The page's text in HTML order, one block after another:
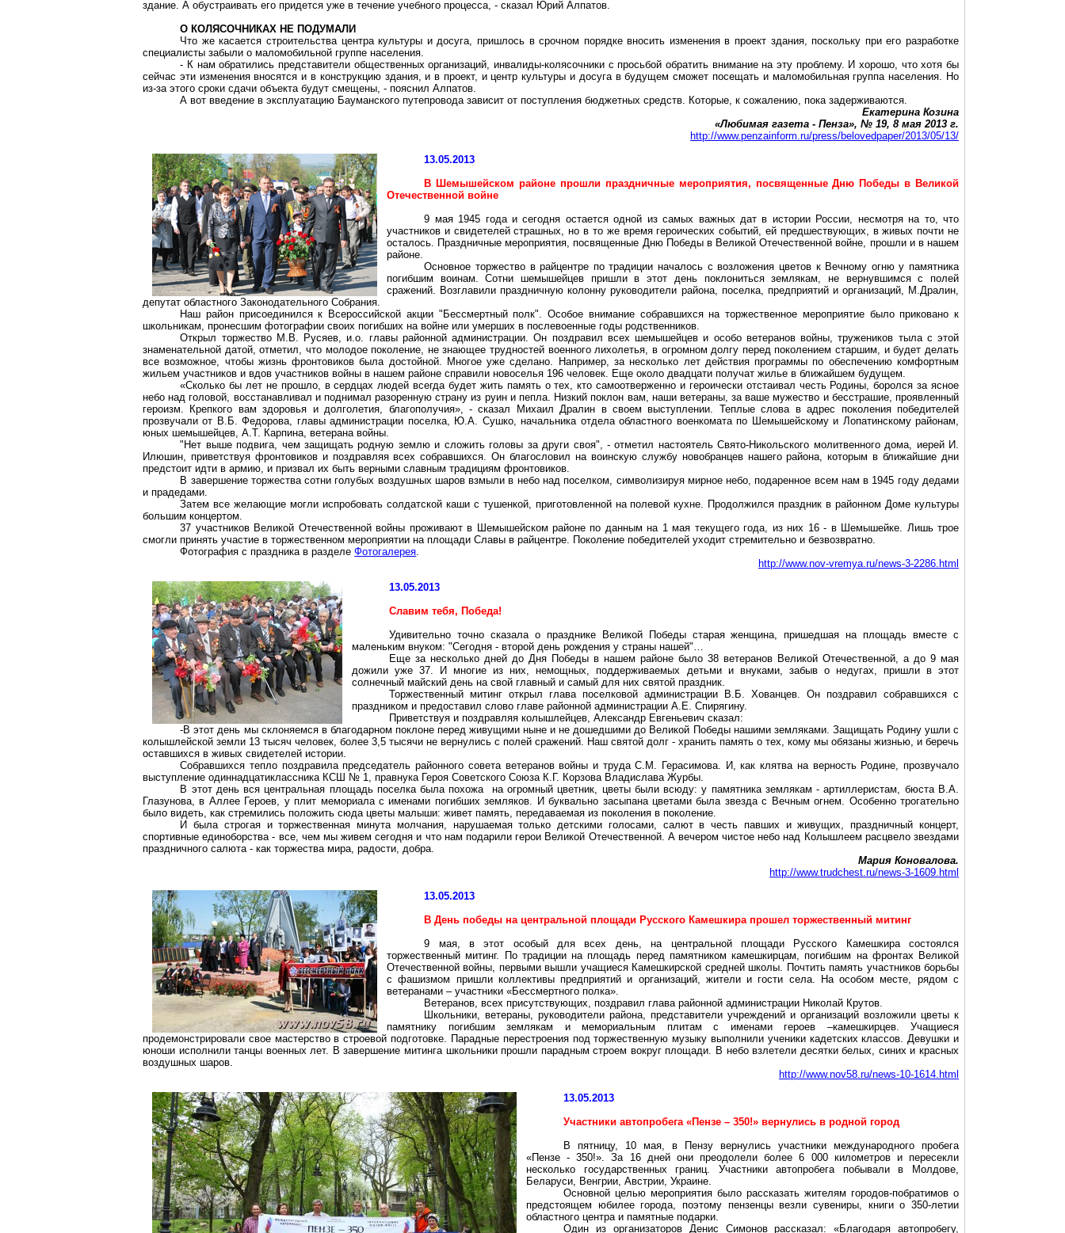
здание. А обустраивать его придется уже в течение учебного процесса, - сказал Юрий Алпатов.
О КОЛЯСОЧНИКАХ НЕ ПОДУМАЛИ
Что же касается строительства центра культуры и досуга, пришлось в срочном порядке вносить изменения в проект здания, поскольку при его разработке
специалисты забыли о маломобильной группе населения.
- К нам обратились представители общественных организаций, инвалиды-колясочники с просьбой обратить внимание на эту проблему. И хорошо, что хотя бы
сейчас эти изменения вносятся и в конструкцию здания, и в проект, и центр культуры и досуга в будущем сможет посещать и маломобильная группа населения. Но
из-за этого сроки сдачи объекта будут смещены, - пояснил Алпатов.
А вот введение в эксплуатацию Бауманского путепровода зависит от поступления бюджетных средств. Которые, к сожалению, пока задерживаются.
Екатерина Козина
«Любимая газета - Пенза», № 19, 8 мая2013 г.
http://www.penzainform.ru/press/belovedpaper/2013/05/13/
13.05.2013
В Шемышейском районе прошли праздничные мероприятия, посвященные Дню Победы в Великой
Отечественной войне
9 мая 1945 года и сегодня остается одной из самых важных дат в истории России, несмотря на то, что
участников и свидетелей страшных, но в то же время героических событий, ей предшествующих, в живых почти не
осталось. Праздничные мероприятия, посвященные Дню Победы в Великой Отечественной войне, прошли и в нашем
районе.
Основное торжество в райцентре по традиции началось с возложения цветов к Вечному огню у памятника
погибшим воинам. Сотни шемышейцев пришли в этот день поклониться землякам, не вернувшимся с полей
сражений. Возглавили праздничную колонну руководители района, поселка, предприятий и организаций, М.Дралин,
депутат областного Законодательного Собрания.
Наш район присоединился к Всероссийской акции "Бессмертный полк". Особое внимание собравшихся на торжественное мероприятие было приковано к
школьникам, пронесшим фотографии своих погибших на войне или умерших в послевоенные годы родственников.
Открыл торжество М.В. Русяев, и.о. главы районной администрации. Он поздравил всех шемышейцев и особо ветеранов войны, тружеников тыла с этой
знаменательной датой, отметил, что молодое поколение, не знающее трудностей военного лихолетья, в огромном долгу перед поколением старшим, и будет делать
все возможное, чтобы жизнь фронтовиков была достойной. Многое уже сделано. Например, за несколько лет действия программы по обеспечению комфортным
жильем участников и вдов участников войны в нашем районе справили новоселья 196 человек. Еще около двадцати получат жилье в ближайшем будущем.
«Сколько бы лет не прошло, в сердцах людей всегда будет жить память о тех, кто самоотверженно и героически отстаивал честь Родины, боролся за ясное
небо над головой, восстанавливал и поднимал разоренную страну из руин и пепла. Низкий поклон вам, наши ветераны, за ваше мужество и бесстрашие, проявленный
героизм. Крепкого вам здоровья и долголетия, благополучия», - сказал Михаил Дралин в своем выступлении. Теплые слова в адрес поколения победителей
прозвучали от В.Б. Федорова, главы администрации поселка, Ю.А. Сушко, начальника отдела областного военкомата по Шемышейскому и Лопатинскому районам,
юных шемышейцев, А.Т. Карпина, ветерана войны.
"Нет выше подвига, чем защищать родную землю и сложить головы за други своя", - отметил настоятель Свято-Никольского молитвенного дома, иерей И.
Илюшин, приветствуя фронтовиков и поздравляя всех собравшихся. Он благословил на воинскую службу новобранцев нашего района, которым в ближайшие дни
предстоит идти в армию, и призвал их быть верными славным традициям фронтовиков.
В завершение торжества сотни голубых воздушных шаров взмыли в небо над поселком, символизируя мирное небо, подаренное всем нам в 1945 году дедами
и прадедами.
Затем все желающие могли испробовать солдатской каши с тушенкой, приготовленной на полевой кухне. Продолжился праздник в районном Доме культуры
большим концертом.
37 участников Великой Отечественной войны проживают в Шемышейском районе по данным на 1 мая текущего года, из них 16 - в Шемышейке. Лишь трое
смогли принять участие в торжественном мероприятии на площади Славы в райцентре. Поколение победителей уходит стремительно и безвозвратно.
Фотография с праздника в разделеФотогалерея.
http://www.nov-vremya.ru/news-3-2286.html
13.05.2013
Славим тебя, Победа!
Удивительно точно сказала о празднике Великой Победы старая женщина, пришедшая на площадь вместе с
маленьким внуком: "Сегодня - второй день рождения у страны нашей"…
Еще за несколько дней до Дня Победы в нашем районе было 38 ветеранов Великой Отечественной, а до 9 мая
дожили уже 37. И многие из них, немощных, поддерживаемых детьми и внуками, забыв о недугах, пришли в этот
солнечный майский день на свой главный и самый для них святой праздник.
Торжественный митинг открыл глава поселковой администрации В.Б. Хованцев. Он поздравил собравшихся с
праздником и предоставил слово главе районной администрации А.Е. Спирягину.
Приветствуя и поздравляя колышлейцев, Александр Евгеньевич сказал:
-В этот день мы склоняемся в благодарном поклоне перед живущими ныне и не дошедшими до Великой Победы нашими земляками. Защищать Родину ушли с
колышлейской земли 13 тысяч человек, более 3,5 тысячи не вернулись с полей сражений. Наш святой долг - хранить память о тех, кому мы обязаны жизнью, и беречь
оставшихся в живых свидетелей истории.
Собравшихся тепло поздравила председатель районного совета ветеранов войны и труда С.М. Герасимова. И, как клятва на верность Родине, прозвучало
выступление одиннадцатиклассника КСШ № 1, правнука Героя Советского Союза К.Г. Корзова Владислава Журбы.
В этот день вся центральная площадь поселка была похожа на огромный цветник, цветы были всюду: у памятника землякам - артиллеристам, бюста В.А.
Глазунова, в Аллее Героев, у плит мемориала с именами погибших земляков. И буквально засыпана цветами была звезда с Вечным огнем. Особенно трогательно
было видеть, как стремились положить сюда цветы малыши: живет память, передаваемая из поколения в поколение.
И была строгая и торжественная минута молчания, нарушаемая только детскими голосами, салют в честь павших и живущих, праздничный концерт,
спортивные единоборства - все, чем мы живем сегодня и что нам подарили герои Великой Отечественной. А вечером чистое небо над Колышлеем расцвело звездами
праздничного салюта - как торжества мира, радости, добра.
Мария Коновалова.
http://www.trudchest.ru/news-3-1609.html
13.05.2013
В День победы на центральной площади Русского Камешкира прошел торжественный митинг
9 мая, в этот особый для всех день, на центральной площади Русского Камешкира состоялся
торжественный митинг. По традиции на площадь перед памятником камешкирцам, погибшим на фронтах Великой
Отечественной войны, первыми вышли учащиеся Камешкирской средней школы. Почтить память участников борьбы
с фашизмом пришли коллективы предприятий и организаций, жители и гости села. На особом месте, рядом с
ветеранами – участники «Бессмертного полка».
Ветеранов, всех присутствующих, поздравил глава районной администрации Николай Крутов.
Школьники, ветераны, руководители района, представители учреждений и организаций возложили цветы к
памятнику погибшим землякам и мемориальным плитам с именами героев –камешкирцев. Учащиеся
продемонстрировали свое мастерство в строевой подготовке. Парадные перестроения под торжественную музыку выполнили ученики кадетских классов. Девушки и
юноши исполнили танцы военных лет. В завершение митинга школьники прошли парадным строем вокруг площади. В небо взлетели десятки белых, синих и красных
воздушных шаров.
http://www.nov58.ru/news-10-1614.html
13.05.2013
Участники автопробега «Пензе – 350!» вернулись в родной город
В пятницу, 10 мая, в Пензу вернулись участники международного пробега
«Пензе - 350!». За 16 дней они преодолели более6 000 километрови пересекли
несколько государственных границ. Участники автопробега побывали в Молдове,
Беларуси, Венгрии, Австрии, Украине.
Основной целью мероприятия было рассказать жителям городов-побратимов о
предстоящем юбилее города, поэтому пензенцы везли сувениры, книги о 350-летии
областного центра и памятные подарки.
Один из организаторов Денис Симонов рассказал: «Благодаря автопробегу,